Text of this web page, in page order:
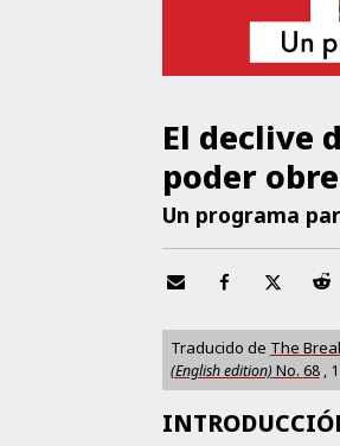
El declive
poder
Un programa
Traducido de The
(English edition) No. 68 ,